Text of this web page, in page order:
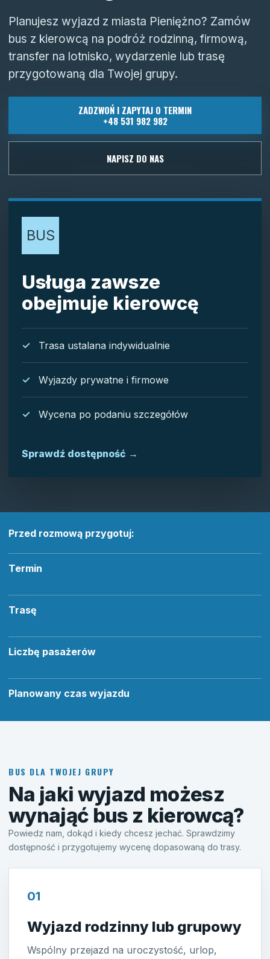
Planujesz wyjazd z miasta Pieniężno? Zamów
bus z kierowcą na podróż rodzinną, firmową,
transfer na lotnisko, wydarzenie lub trasę
przygotowaną dla Twojej grupy.
ZADZWOŃ I ZAPYTAJ O TERMIN
+48 531 982 982
NAPISZ DO NAS
BUS
Usługa zawsze
obejmuje kierowcę
Trasa ustalana indywidualnie
Wyjazdy prywatne i firmowe
Wycena po podaniu szczegółów
Sprawdź dostępność →
Przed rozmową przygotuj:
Termin
Trasę
Liczbę pasażerów
Planowany czas wyjazdu
BUS DLA TWOJEJ GRUPY
Na jaki wyjazd możesz
wynająć bus z kierowcą?
Powiedz nam, dokąd i kiedy chcesz jechać. Sprawdzimy
dostępność i przygotujemy wycenę dopasowaną do trasy.
01
Wyjazd rodzinny lub grupowy
Wspólny przejazd na uroczystość, urlop,